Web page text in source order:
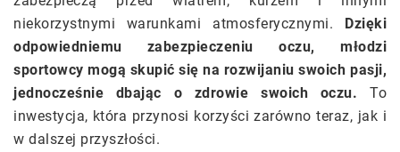
niekorzystnymi warunkami atmosferycznymi.
Dzięki
odpowiedniemu zabezpieczeniu oczu, młodzi
sportowcy mogą skupić się na rozwijaniu swoich pasji,
jednocześnie dbając o zdrowie swoich oczu. To
inwestycja, która przynosi korzyści zarówno teraz, jak i
w dalszej przyszłości.